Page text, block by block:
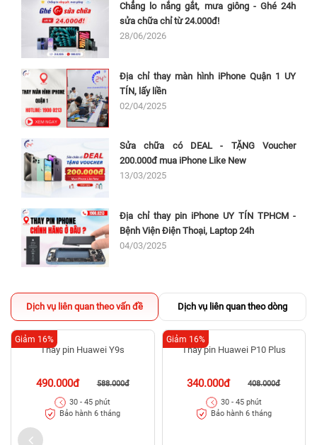
Chẳng lo nắng gắt, mưa giông - Ghé 24h
sửa chữa chỉ từ 24.000đ!
28/06/2026
Địa chỉ thay màn hình iPhone Quận 1 UY
TÍN, lấy liền
02/04/2025
Sửa chữa có DEAL - TẶNG Voucher
200.000đ mua iPhone Like New
13/03/2025
Địa chỉ thay pin iPhone UY TÍN TPHCM -
Bệnh Viện Điện Thoại, Laptop 24h
04/03/2025
Dịch vụ liên quan theo vấn đề Dịch vụ liên quan theo dòng
Thay pin Huawei Y9s
490.000đ 588.000đ
Giảm 16%
30 - 45 phút
Bảo hành 6 tháng
Thay pin Huawei P10 Plus
340.000đ 408.000đ
Giảm 16%
30 - 45 phút
Bảo hành 6 tháng